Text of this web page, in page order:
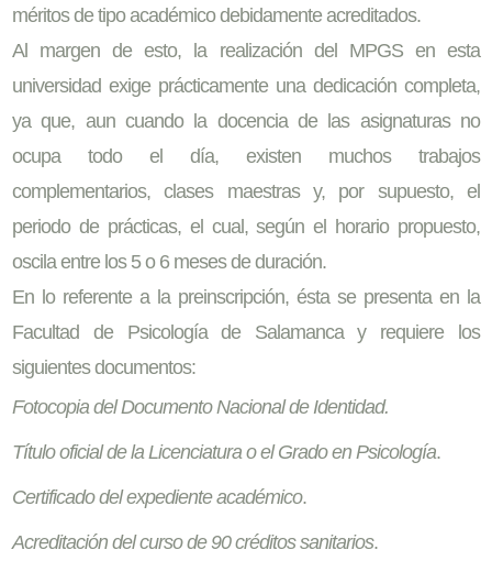
méritos de tipo académico debidamente acreditados.
Al margen de esto, la realización del MPGS en esta
universidad exige prácticamente una dedicación completa,
ya que, aun cuando la docencia de las asignaturas no
ocupa todo el día, existen muchos trabajos
complementarios, clases maestras y, por supuesto, el
periodo de prácticas, el cual, según el horario propuesto,
oscila entre los 5 o 6 meses de duración.
En lo referente a la preinscripción, ésta se presenta en la
Facultad de Psicología de Salamanca y requiere los
siguientes documentos:
Fotocopia del Documento Nacional de Identidad.
Título oficial de la Licenciatura o el Grado en Psicología.
Certificado del expediente académico.
Acreditación del curso de 90 créditos sanitarios.